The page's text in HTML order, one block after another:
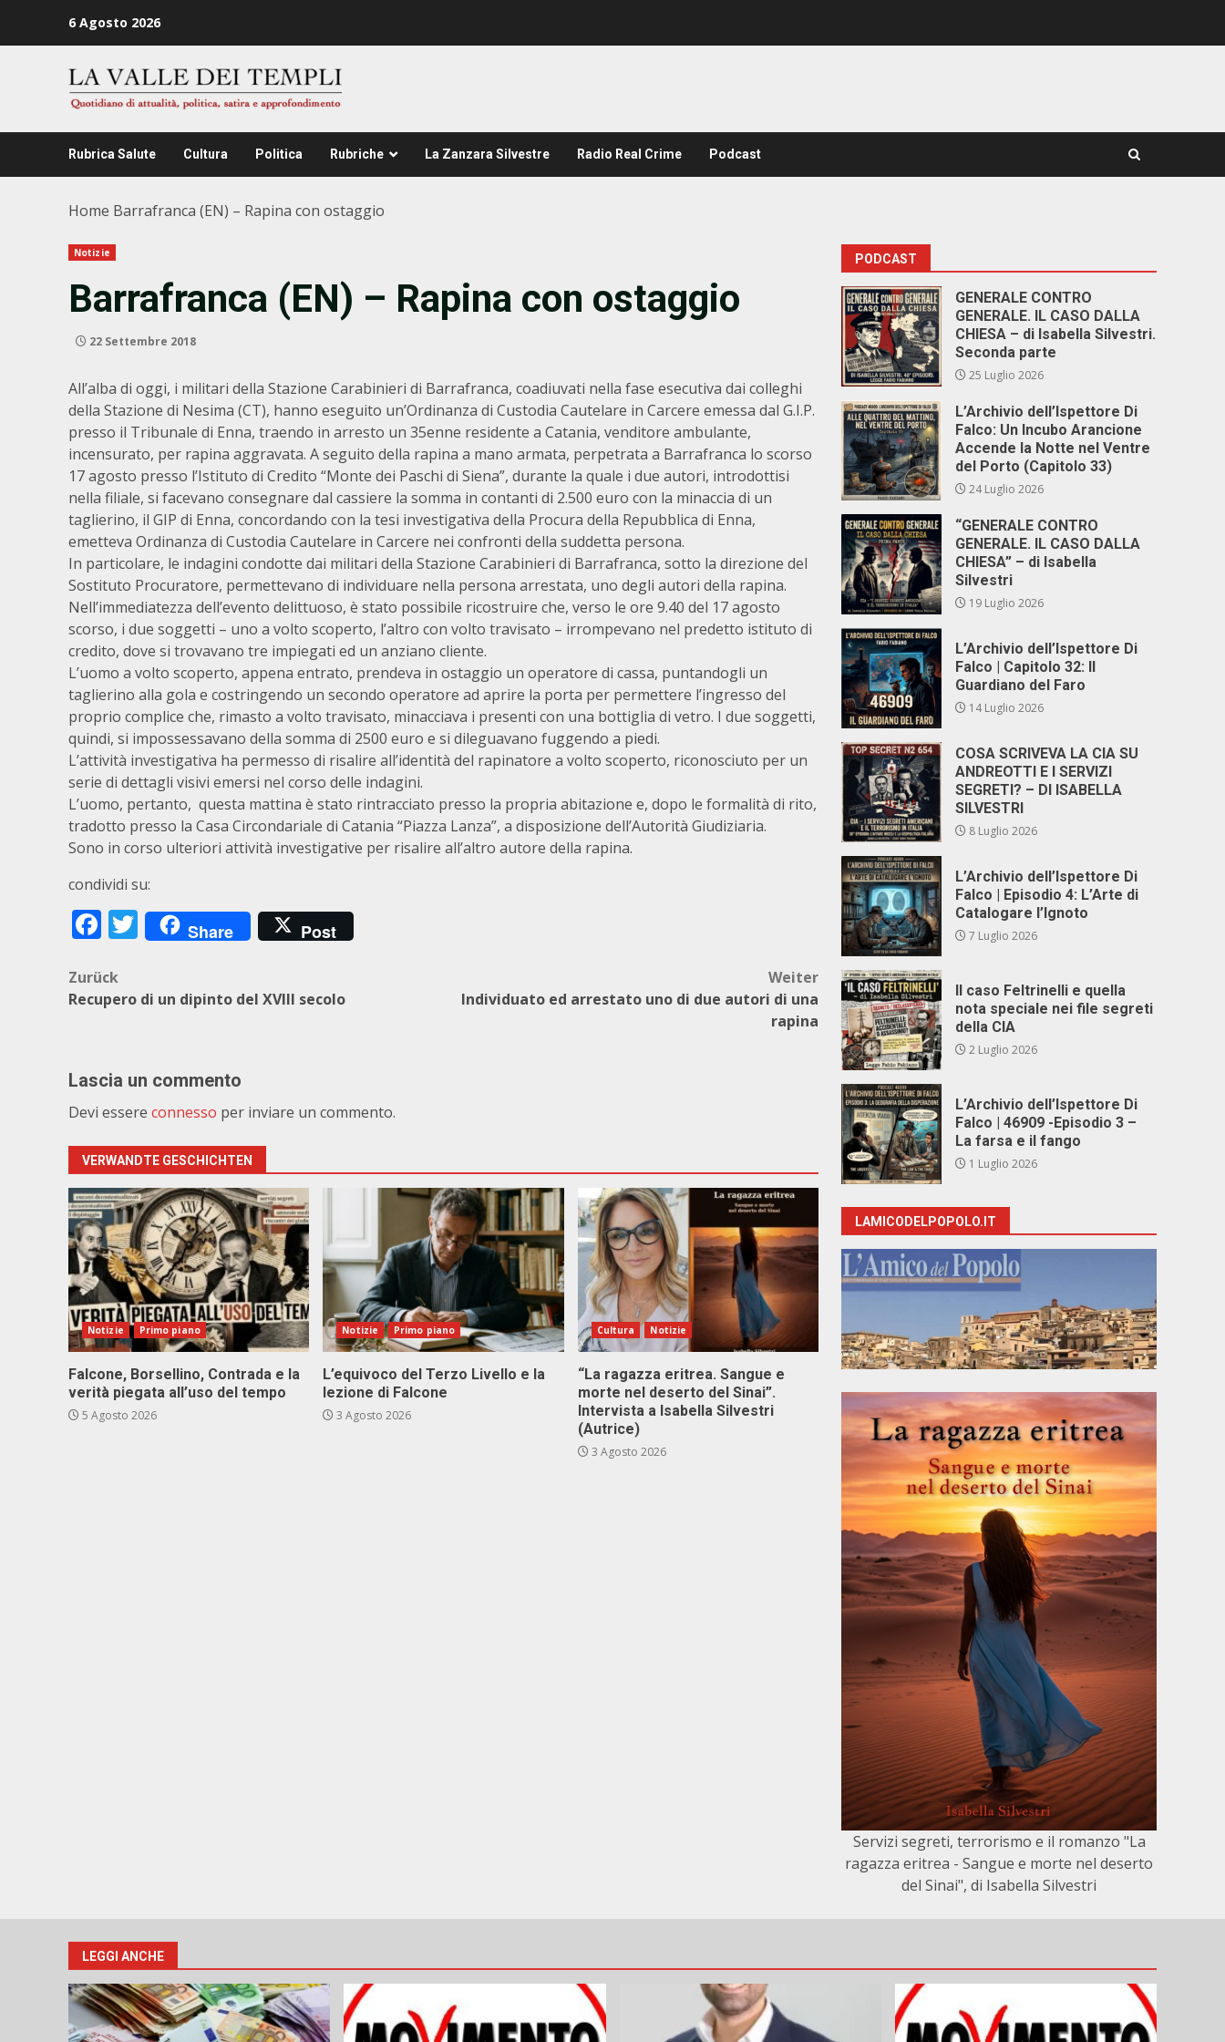
6 Agosto 2026
Rubrica Salute Cultura Politica Rubriche La Zanzara Silvestre Radio Real Crime Podcast
Home Barrafranca (EN) – Rapina con ostaggio
Notizie
Barrafranca (EN) – Rapina con ostaggio
22 Settembre 2018
All’alba di oggi, i militari della Stazione Carabinieri di Barrafranca, coadiuvati nella fase esecutiva dai colleghi
della Stazione di Nesima (CT), hanno eseguito un’Ordinanza di Custodia Cautelare in Carcere emessa dal G.I.P.
presso il Tribunale di Enna, traendo in arresto un 35enne residente a Catania, venditore ambulante,
incensurato, per rapina aggravata. A seguito della rapina a mano armata, perpetrata a Barrafranca lo scorso
17 agosto presso l’Istituto di Credito “Monte dei Paschi di Siena”, durante la quale i due autori, introdottisi
nella filiale, si facevano consegnare dal cassiere la somma in contanti di 2.500 euro con la minaccia di un
taglierino, il GIP di Enna, concordando con la tesi investigativa della Procura della Repubblica di Enna,
emetteva Ordinanza di Custodia Cautelare in Carcere nei confronti della suddetta persona.
In particolare, le indagini condotte dai militari della Stazione Carabinieri di Barrafranca, sotto la direzione del
Sostituto Procuratore, permettevano di individuare nella persona arrestata, uno degli autori della rapina.
Nell’immediatezza dell’evento delittuoso, è stato possibile ricostruire che, verso le ore 9.40 del 17 agosto
scorso, i due soggetti – uno a volto scoperto, l’altro con volto travisato – irrompevano nel predetto istituto di
credito, dove si trovavano tre impiegati ed un anziano cliente.
L’uomo a volto scoperto, appena entrato, prendeva in ostaggio un operatore di cassa, puntandogli un
taglierino alla gola e costringendo un secondo operatore ad aprire la porta per permettere l’ingresso del
proprio complice che, rimasto a volto travisato, minacciava i presenti con una bottiglia di vetro. I due soggetti,
quindi, si impossessavano della somma di 2500 euro e si dileguavano fuggendo a piedi.
L’attività investigativa ha permesso di risalire all’identità del rapinatore a volto scoperto, riconosciuto per un
serie di dettagli visivi emersi nel corso delle indagini.
L’uomo, pertanto, questa mattina è stato rintracciato presso la propria abitazione e, dopo le formalità di rito,
tradotto presso la Casa Circondariale di Catania “Piazza Lanza”, a disposizione dell’Autorità Giudiziaria.
Sono in corso ulteriori attività investigative per risalire all’altro autore della rapina.
condividi su:
Facebook
Twitter
Share Post
Beitragsnavigation
Zurück
Recupero di un dipinto del XVIII secolo
Weiter
Individuato ed arrestato uno di due autori di una
rapina
Lascia un commento
Devi essere connesso per inviare un commento.
VERWANDTE GESCHICHTEN
Notizie Primo piano
Falcone, Borsellino, Contrada e la
verità piegata all’uso del tempo
5 Agosto 2026
Notizie Primo piano
L’equivoco del Terzo Livello e la
lezione di Falcone
3 Agosto 2026
Cultura Notizie
“La ragazza eritrea. Sangue e
morte nel deserto del Sinai”.
Intervista a Isabella Silvestri
(Autrice)
3 Agosto 2026
PODCAST
GENERALE CONTRO
GENERALE. IL CASO DALLA
CHIESA – di Isabella Silvestri.
Seconda parte
25 Luglio 2026
L’Archivio dell’Ispettore Di
Falco: Un Incubo Arancione
Accende la Notte nel Ventre
del Porto (Capitolo 33)
24 Luglio 2026
“GENERALE CONTRO
GENERALE. IL CASO DALLA
CHIESA” – di Isabella
Silvestri
19 Luglio 2026
L’Archivio dell’Ispettore Di
Falco | Capitolo 32: Il
Guardiano del Faro
14 Luglio 2026
COSA SCRIVEVA LA CIA SU
ANDREOTTI E I SERVIZI
SEGRETI? – DI ISABELLA
SILVESTRI
8 Luglio 2026
L’Archivio dell’Ispettore Di
Falco | Episodio 4: L’Arte di
Catalogare l’Ignoto
7 Luglio 2026
Il caso Feltrinelli e quella
nota speciale nei file segreti
della CIA
2 Luglio 2026
L’Archivio dell’Ispettore Di
Falco | 46909 -Episodio 3 –
La farsa e il fango
1 Luglio 2026
LAMICODELPOPOLO.IT
Servizi segreti, terrorismo e il romanzo "La
ragazza eritrea - Sangue e morte nel deserto
del Sinai", di Isabella Silvestri
LEGGI ANCHE